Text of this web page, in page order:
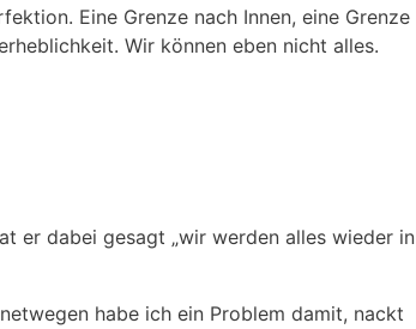
Eine Grenze nach Innen, eine Grenze
Wir können eben nicht alles.
er dabei gesagt „wir werden alles wieder in
habe ich ein Problem damit, nackt